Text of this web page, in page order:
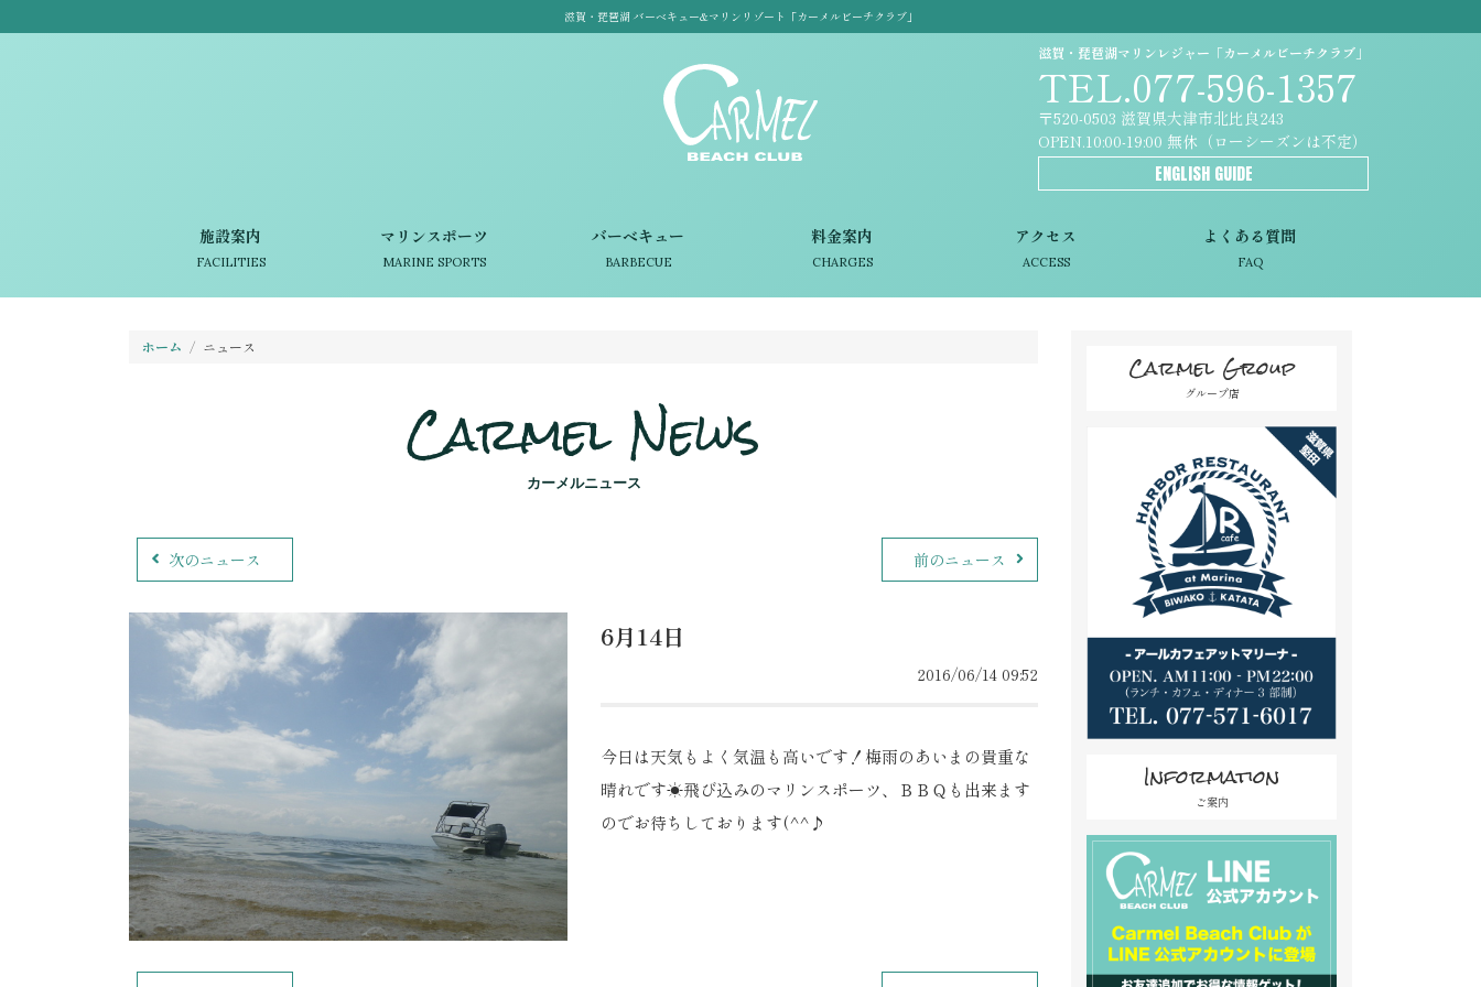
滋賀・琵琶湖 バーベキュー&マリンリゾート「カーメルビーチクラブ」
施設案内
FACILITIES
マリンスポーツ
MARINE SPORTS
バーベキュー
BARBECUE
料金案内
CHARGES
アクセス
ACCESS
よくある質問
FAQ
滋賀・琵琶湖マリンレジャー「カーメルビーチクラブ」
TEL.077-596-1357
〒520-0503 滋賀県大津市北比良243
OPEN.10:00-19:00 無休（ローシーズンは不定）
ENGLISH GUIDE
ホーム ニュース
Carmel News
カーメルニュース
次のニュース 前のニュース
6月14日
2016/06/14 09:52
今日は天気もよく気温も高いです！梅雨のあいまの貴重な
晴れです☀飛び込みのマリンスポーツ、ＢＢＱも出来ます
のでお待ちしております(^^♪
Carmel Group
グループ店
Information
ご案内